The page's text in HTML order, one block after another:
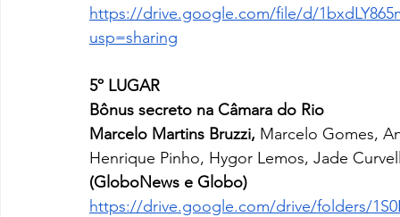
https://drive.google.com/file/d/
usp=sharing
5º LUGAR
Bônus secreto na Câmara do Rio
Marcelo Martins Bruzzi, Marcelo Gomes,
Henrique Pinho, Hygor Lemos, Jade
(GloboNews e Globo)
https://drive.google.com/drive/folders/